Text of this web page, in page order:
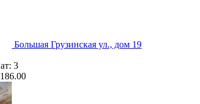
Большая Грузинская ул., дом 19
3
186.00